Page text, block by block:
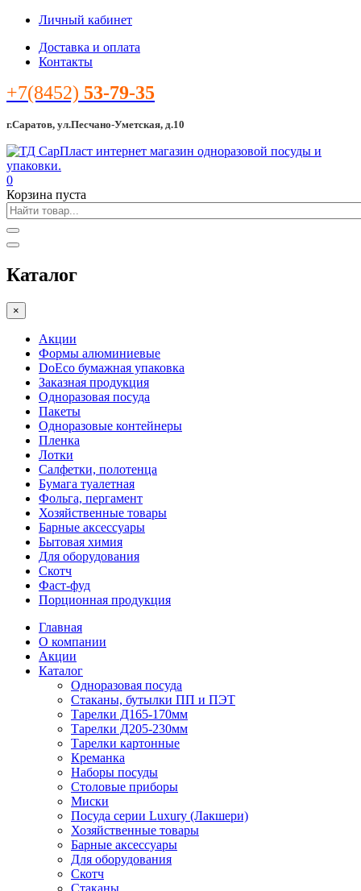
Личный кабинет
Доставка и оплата
Контакты
+7(8452) 53-79-35
г.Саратов, ул.Песчано-Уметская, д.10
0
Корзина пуста
Каталог
×
Акции
Формы алюминиевые
DoEco бумажная упаковка
Заказная продукция
Одноразовая посуда
Пакеты
Одноразовые контейнеры
Пленка
Лотки
Салфетки, полотенца
Бумага туалетная
Фольга, пергамент
Хозяйственные товары
Барные аксессуары
Бытовая химия
Для оборудования
Скотч
Фаст-фуд
Порционная продукция
Главная
О компании
Акции
Каталог
Одноразовая посуда
Стаканы, бутылки ПП и ПЭТ
Тарелки Д165-170мм
Тарелки Д205-230мм
Тарелки картонные
Креманка
Наборы посуды
Столовые приборы
Миски
Посуда серии Luxury (Лакшери)
Хозяйственные товары
Барные аксессуары
Для оборудования
Скотч
Стаканы